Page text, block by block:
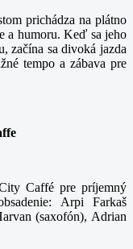
prichádza na plátno
a humoru. Keď sa jeho
začína sa divoká jazda
tempo a zábava pre
Caffé pre príjemný
Arpi Farkaš
(saxofón), Adrian